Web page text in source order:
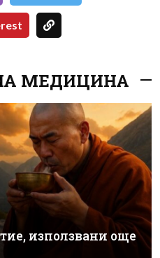
МЕДИЦИНА
използвани още